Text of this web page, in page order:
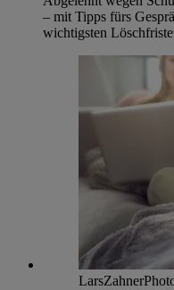
– mit Tipps fürs
wichtigsten